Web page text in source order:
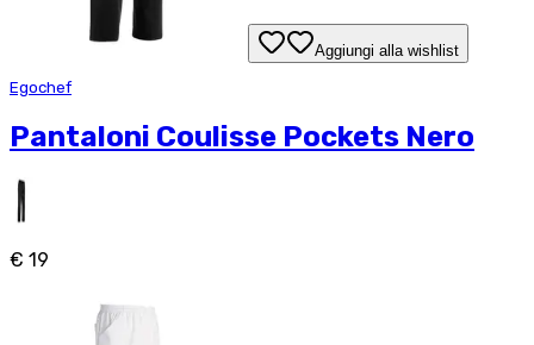
Aggiungi alla wishlist
Egochef
Pantaloni Coulisse Pockets Nero
€ 19